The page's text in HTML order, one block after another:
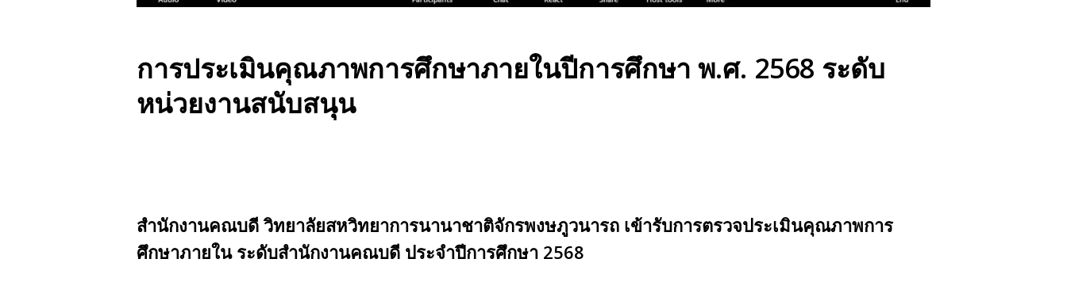
การประเมินคุณภาพการศึกษาภายในปีการศึกษา พ.ศ. 2568 ระดับ
หน่วยงานสนับสนุน
สำนักงานคณบดี วิทยาลัยสหวิทยาการนานาชาติจักรพงษภูวนารถ เข้ารับการตรวจประเมินคุณภาพการ
ศึกษาภายใน ระดับสำนักงานคณบดี ประจำปีการศึกษา 2568